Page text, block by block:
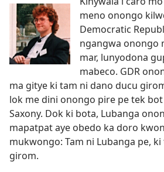
meno onongo
Democratic
ngangwa onongo
mar, lunyodona
mabeco. GDR
ma gitye ki tam ni dano ducu
lok me dini onongo pire pe tek
Saxony. Dok ki bota, Lubanga
mapatpat aye obedo ka doro
mukwongo: Tam ni Lubanga pe,
girom.